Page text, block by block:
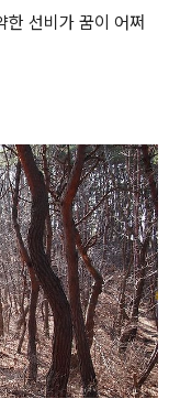
한 선비가 꿈이 어쩌